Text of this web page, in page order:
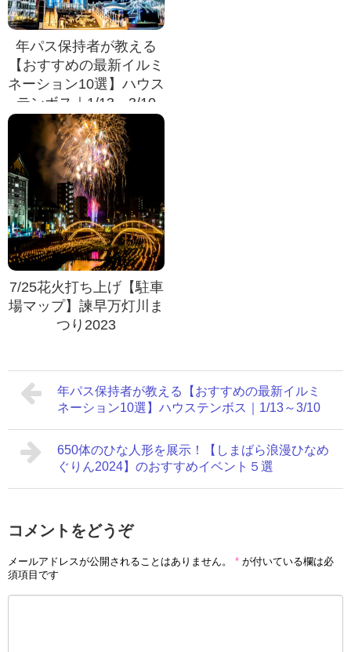
年パス保持者が教える
【おすすめの最新イルミ
ネーション10選】ハウス
テンボス｜1/13～3/10
7/25花火打ち上げ【駐車
場マップ】諫早万灯川ま
つり2023
年パス保持者が教える【おすすめの最新イルミ
ネーション10選】ハウステンボス｜1/13～3/10
650体のひな人形を展示！【しまばら浪漫ひなめ
ぐりん2024】のおすすめイベント５選
コメントをどうぞ
メールアドレスが公開されることはありません。 * が付いている欄は必
須項目です